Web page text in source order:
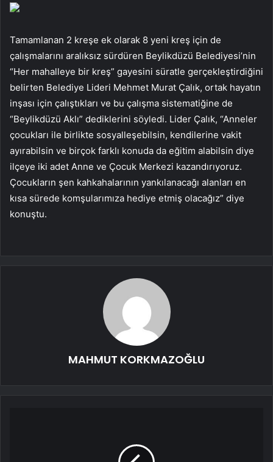
Tamamlanan 2 kreşe ek olarak 8 yeni kreş için de
çalışmalarını aralıksız sürdüren Beylikdüzü Belediyesi’nin
“Her mahalleye bir kreş” gayesini süratle gerçekleştirdiğini
belirten Belediye Lideri Mehmet Murat Çalık, ortak hayatın
inşası için çalıştıkları ve bu çalışma sistematiğine de
“Beylikdüzü Aklı” dediklerini söyledi. Lider Çalık, “Anneler
çocukları ile birlikte sosyalleşebilsin, kendilerine vakit
ayırabilsin ve birçok farklı konuda da eğitim alabilsin diye
ilçeye iki adet Anne ve Çocuk Merkezi kazandırıyoruz.
Çocukların şen kahkahalarının yankılanacağı alanları en
kısa sürede komşularımıza hediye etmiş olacağız” diye
konuştu.
MAHMUT KORKMAZOĞLU